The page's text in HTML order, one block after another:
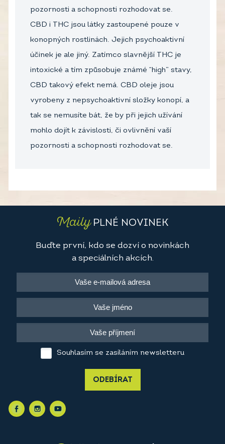
pozornosti a schopnosti rozhodovat se.
CBD i THC jsou látky zastoupené pouze v
konopných rostlinách. Jejich psychoaktivní
účinek je ale jiný. Zatímco slavnější THC je
intoxické a tím způsobuje známé “high” stavy,
CBD takový efekt nemá. CBD oleje jsou
vyrobeny z nepsychoaktivní složky konopí, a
tak se nemusíte bát, že by při jejich užívání
mohlo dojít k závislosti, či ovlivnění vaší
pozornosti a schopnosti rozhodovat se.
MailyPLNÉ NOVINEK
Buďte první, kdo se dozví o novinkách
a speciálních akcích.
Souhlasím se zasíláním newsletteru
ODEBÍRAT